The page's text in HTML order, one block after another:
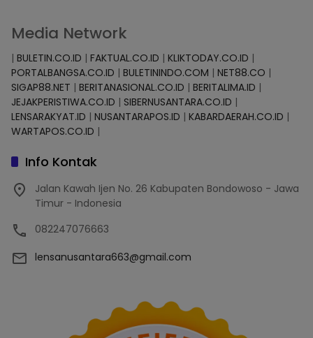
Media Network
| BULETIN.CO.ID | FAKTUAL.CO.ID | KLIKTODAY.CO.ID |
PORTALBANGSA.CO.ID | BULETININDO.COM | NET88.CO |
SIGAP88.NET | BERITANASIONAL.CO.ID | BERITALIMA.ID |
JEJAKPERISTIWA.CO.ID | SIBERNUSANTARA.CO.ID |
LENSARAKYAT.ID | NUSANTARAPOS.ID | KABARDAERAH.CO.ID |
WARTAPOS.CO.ID |
Info Kontak
Jalan Kawah Ijen No. 26 Kabupaten Bondowoso - Jawa
Timur - Indonesia
082247076663
lensanusantara663@gmail.com